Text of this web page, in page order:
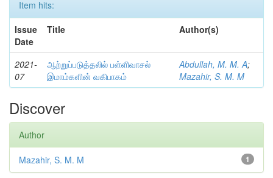
Item hits:
Issue
Date
Title Author(s)
2021-
07
ஆற்றுப்படுத்தலில் பள்ளிவாசல்
இமாம்களின் வகிபாகம்
Abdullah, M. M. A;
Mazahir, S. M. M
Discover
Author
1
Mazahir, S. M. M